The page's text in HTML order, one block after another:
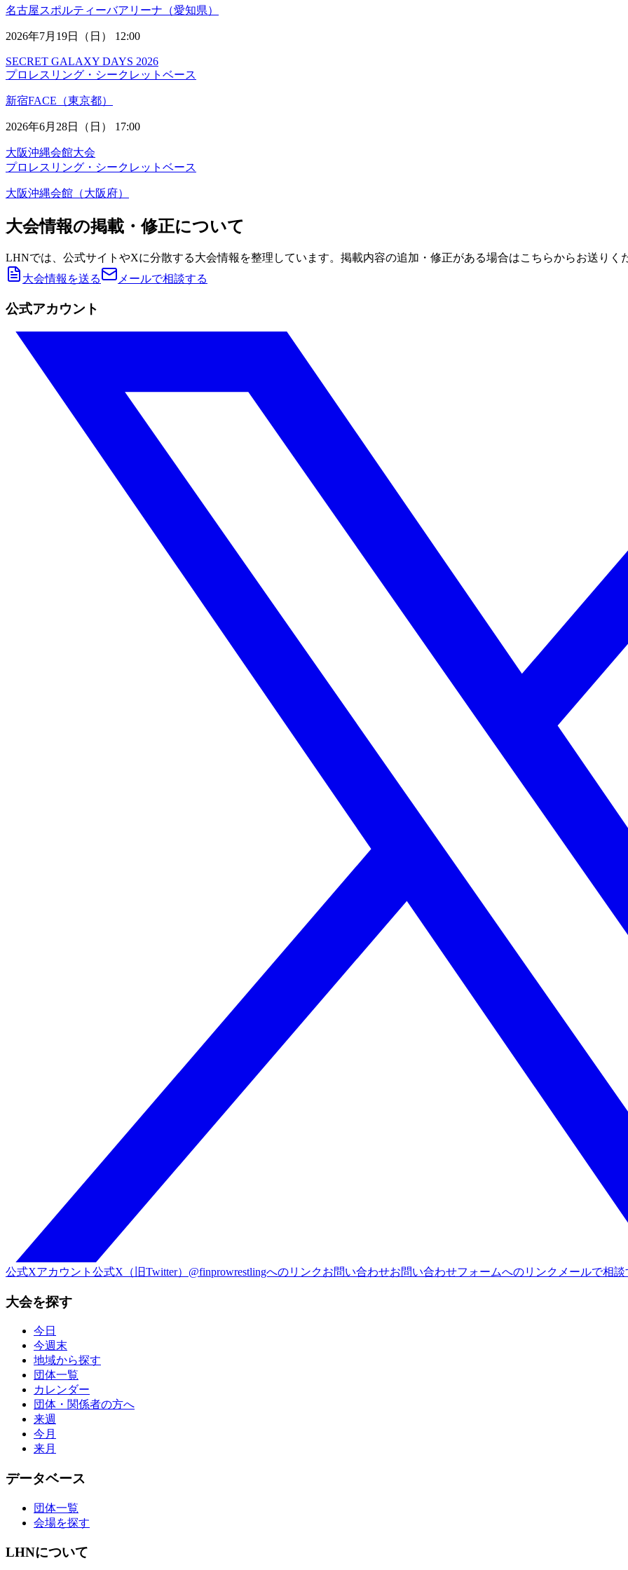
名古屋スポルティーバアリーナ（愛知県）
2026年7月19日（日） 12:00
SECRET GALAXY DAYS 2026
プロレスリング・シークレットベース
新宿FACE（東京都）
2026年6月28日（日） 17:00
大阪沖縄会館大会
プロレスリング・シークレットベース
大阪沖縄会館（大阪府）
大会情報の掲載・修正について
LHNでは、公式サイトやXに分散する大会情報を整理しています。掲載内容の追加・修正がある場合はこちらからお送りく
大会情報を送る
メールで相談する
公式アカウント
公式Xアカウント 公式X（旧Twitter）@finprowrestlingへのリンクお問い合わせお問い合わせフォームへのリンク メールで相
大会を探す
今日
今週末
地域から探す
団体一覧
カレンダー
団体・関係者の方へ
来週
今月
来月
データベース
団体一覧
会場を探す
LHNについて